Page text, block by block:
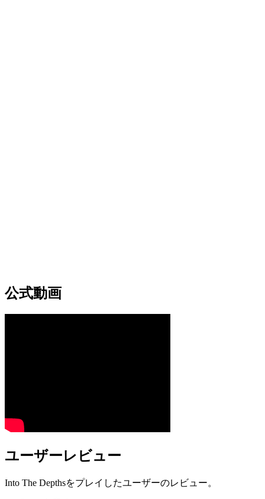
公式動画
ユーザーレビュー
Into The Depthsをプレイしたユーザーのレビュー。